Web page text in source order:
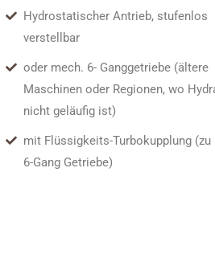
Hydrostatischer Antrieb, stufenlos
verstellbar
oder mech. 6- Ganggetriebe (ältere
Maschinen oder Regionen, wo
nicht geläufig ist)
mit Flüssigkeits-Turbokupplung (zu
6-Gang Getriebe)